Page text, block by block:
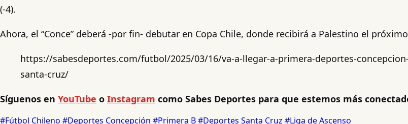
(-4).
Ahora, el “Conce” deberá -por fin- debutar en Copa Chile, donde recibirá a Palestino el
https://sabesdeportes.com/futbol/2025/03/16/va-a-llegar-a-primera-deportes-
santa-cruz/
Síguenos en YouTube o Instagram como Sabes Deportes para que estemos más
#Fútbol Chileno #Deportes Concepción #Primera B#Deportes Santa Cruz #Liga de Ascenso